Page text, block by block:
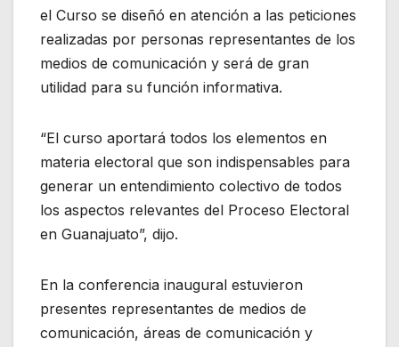
el Curso se diseñó en atención a las peticiones
realizadas por personas representantes de los
medios de comunicación y será de gran
utilidad para su función informativa.
“El curso aportará todos los elementos en
materia electoral que son indispensables para
generar un entendimiento colectivo de todos
los aspectos relevantes del Proceso Electoral
en Guanajuato”, dijo.
En la conferencia inaugural estuvieron
presentes representantes de medios de
comunicación, áreas de comunicación y